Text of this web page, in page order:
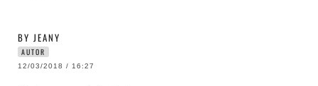
BY JEANY
AUTOR
12/03/2018 / 16:27